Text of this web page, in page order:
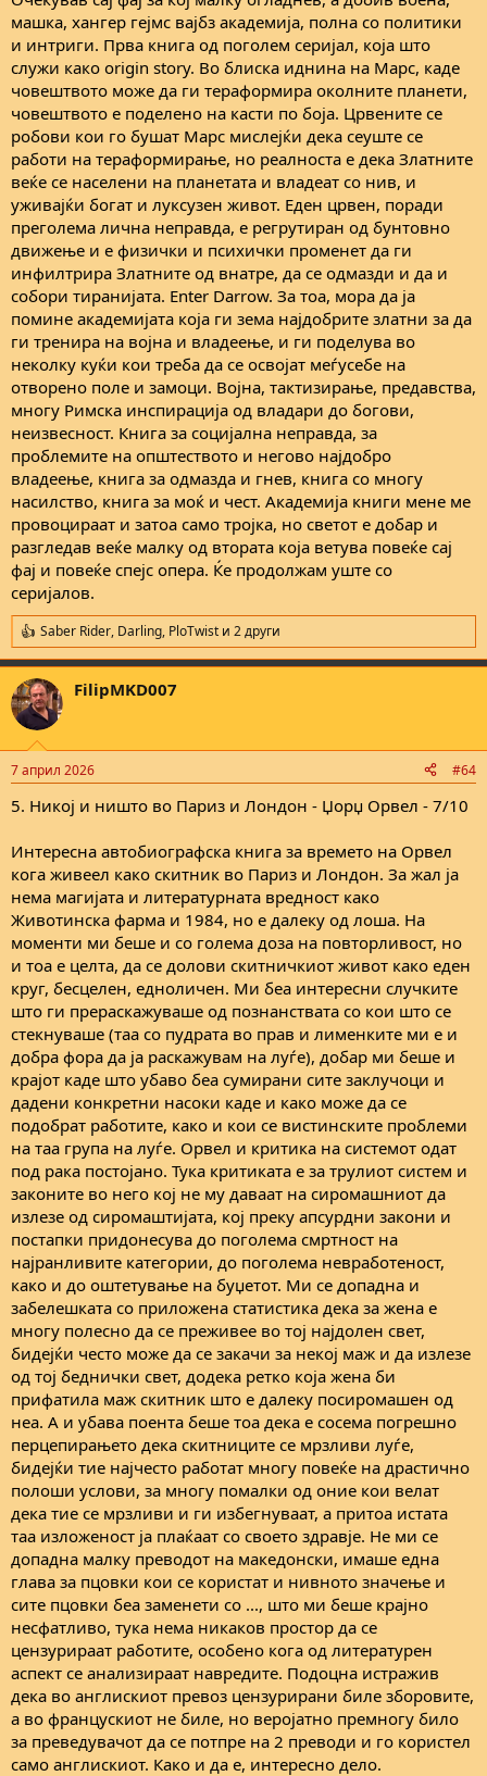
машка, хангер гејмс вајбз академија, полна со политики
и интриги. Прва книга од поголем серијал, која што
служи како origin story. Во блиска иднина на Марс, каде
човештвото може да ги тераформира околните планети,
човештвото е поделено на касти по боја. Црвените се
робови кои го бушат Марс мислејќи дека сеуште се
работи на тераформирање, но реалноста е дека Златните
веќе се населени на планетата и владеат со нив, и
уживајќи богат и луксузен живот. Еден црвен, поради
преголема лична неправда, е регрутиран од бунтовно
движење и е физички и психички променет да ги
инфилтрира Златните од внатре, да се одмазди и да и
собори тиранијата. Enter Darrow. За тоа, мора да ја
помине академијата која ги зема најдобрите златни за да
ги тренира на војна и владеење, и ги поделува во
неколку куќи кои треба да се освојат меѓусебе на
отворено поле и замоци. Војна, тактизирање, предавства,
многу Римска инспирација од владари до богови,
неизвесност. Книга за социјална неправда, за
проблемите на општеството и негово најдобро
владеење, книга за одмазда и гнев, книга со многу
насилство, книга за моќ и чест. Академија книги мене ме
провоцираат и затоа само тројка, но светот е добар и
разгледав веќе малку од втората која ветува повеќе сај
фај и повеќе спејс опера. Ќе продолжам уште со
серијалов.
R
e
a
c
t
i
s
Saber Rider, Darling, PloTwist и 2 други
FilipMKD007
7 април 2026 #64
5. Никој и ништо во Париз и Лондон - Џорџ Орвел - 7/10
Интересна автобиографска книга за времето на Орвел
кога живеел како скитник во Париз и Лондон. За жал ја
нема магијата и литературната вредност како
Животинска фарма и 1984, но е далеку од лоша. На
моменти ми беше и со голема доза на повторливост, но
и тоа е целта, да се долови скитничкиот живот како еден
круг, бесцелен, едноличен. Ми беа интересни случките
што ги прераскажуваше од познанствата со кои што се
стекнуваше (таа со пудрата во прав и лименките ми е и
добра фора да ја раскажувам на луѓе), добар ми беше и
крајот каде што убаво беа сумирани сите заклучоци и
дадени конкретни насоки каде и како може да се
подобрат работите, како и кои се вистинските проблеми
на таа група на луѓе. Орвел и критика на системот одат
под рака постојано. Тука критиката е за трулиот систем и
законите во него кој не му даваат на сиромашниот да
излезе од сиромаштијата, кој преку апсурдни закони и
постапки придонесува до поголема смртност на
најранливите категории, до поголема невработеност,
како и до оштетување на буџетот. Ми се допадна и
забелешката со приложена статистика дека за жена е
многу полесно да се преживее во тој најдолен свет,
бидејќи често може да се закачи за некој маж и да излезе
од тој беднички свет, додека ретко која жена би
прифатила маж скитник што е далеку посиромашен од
неа. А и убава поента беше тоа дека е сосема погрешно
перцепирањето дека скитниците се мрзливи луѓе,
бидејќи тие најчесто работат многу повеќе на драстично
полоши услови, за многу помалки од оние кои велат
дека тие се мрзливи и ги избегнуваат, а притоа истата
таа изложеност ја плаќаат со своето здравје. Не ми се
допадна малку преводот на македонски, имаше една
глава за пцовки кои се користат и нивното значење и
сите пцовки беа заменети со ..., што ми беше крајно
несфатливо, тука нема никаков простор да се
цензурираат работите, особено кога од литературен
аспект се анализираат навредите. Подоцна истражив
дека во англискиот превоз цензурирани биле зборовите,
а во францускиот не биле, но веројатно премногу било
за преведувачот да се потпре на 2 преводи и го користел
само англискиот. Како и да е, интересно дело.